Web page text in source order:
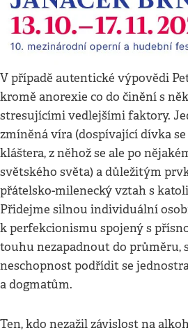
V případě autentické výpovědi
kromě anorexie co do činění s
stresujícími vedlejšími faktory.
zmíněná víra (dospívající dívka
kláštera, z něhož se ale po
světského světa) a důležitým
přátelsko-milenecký vztah s
Přidejme silnou individuální
k perfekcionismu spojený s
touhu nezapadnout do průměru,
neschopnost podřídit se
a dogmatům.
Ten, kdo nezažil závislost na